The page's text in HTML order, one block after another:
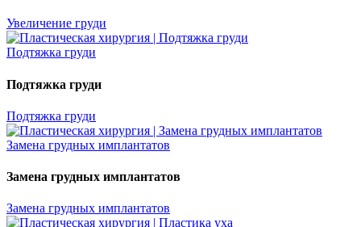
Увеличение груди
Подтяжка груди
Подтяжка груди
Подтяжка груди
Замена грудных имплантатов
Замена грудных имплантатов
Замена грудных имплантатов